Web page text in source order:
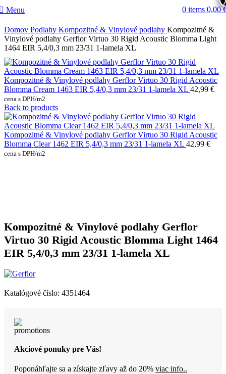
Menu 0 items 0,00
Domov Podlahy Kompozitné & Vinylové podlahy Kompozitné &
Vinylové podlahy Gerflor Virtuo 30 Rigid Acoustic Blomma Light
1464 EIR 5,4/0,3 mm 23/31 1-lamela XL
Kompozitné & Vinylové podlahy Gerflor Virtuo 30 Rigid Acoustic
Blomma Cream 1463 EIR 5,4/0,3 mm 23/31 1-lamela XL 42,99 €
cena s DPH/m2
Back to products
Kompozitné & Vinylové podlahy Gerflor Virtuo 30 Rigid Acoustic
Blomma Clear 1462 EIR 5,4/0,3 mm 23/31 1-lamela XL 42,99 €
cena s DPH/m2
Kompozitné & Vinylové podlahy Gerflor
Virtuo 30 Rigid Acoustic Blomma Light 1464
EIR 5,4/0,3 mm 23/31 1-lamela XL
Katalógové číslo: 4351464
Akciové ponuky pre Vás!
Poponáhľajte sa a získajte zľavy až do 20% viac info..